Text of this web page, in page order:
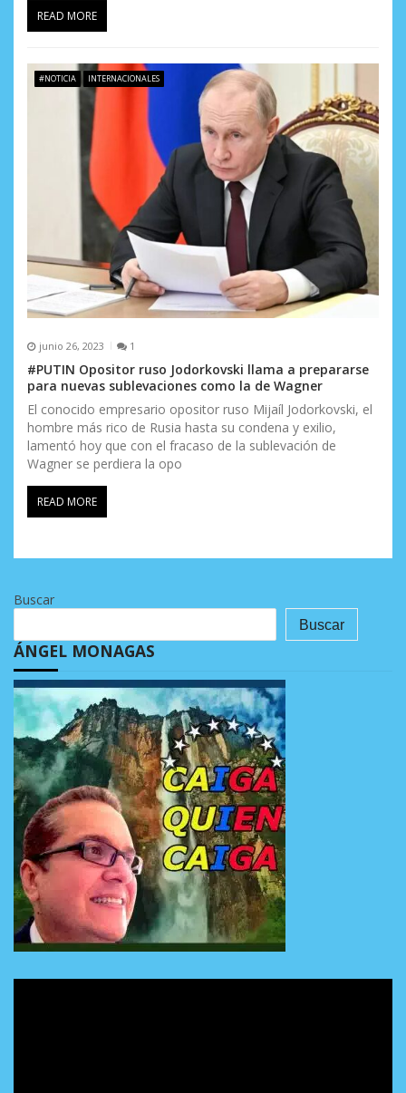
READ MORE
#NOTICIA INTERNACIONALES
junio 26, 2023 1
#PUTIN Opositor ruso Jodorkovski llama a prepararse
para nuevas sublevaciones como la de Wagner
El conocido empresario opositor ruso Mijaíl Jodorkovski, el
hombre más rico de Rusia hasta su condena y exilio,
lamentó hoy que con el fracaso de la sublevación de
Wagner se perdiera la opo
READ MORE
Buscar
Buscar
ÁNGEL MONAGAS